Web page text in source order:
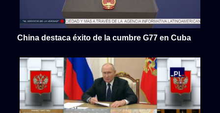
China destaca éxito de la cumbre G77 en Cuba